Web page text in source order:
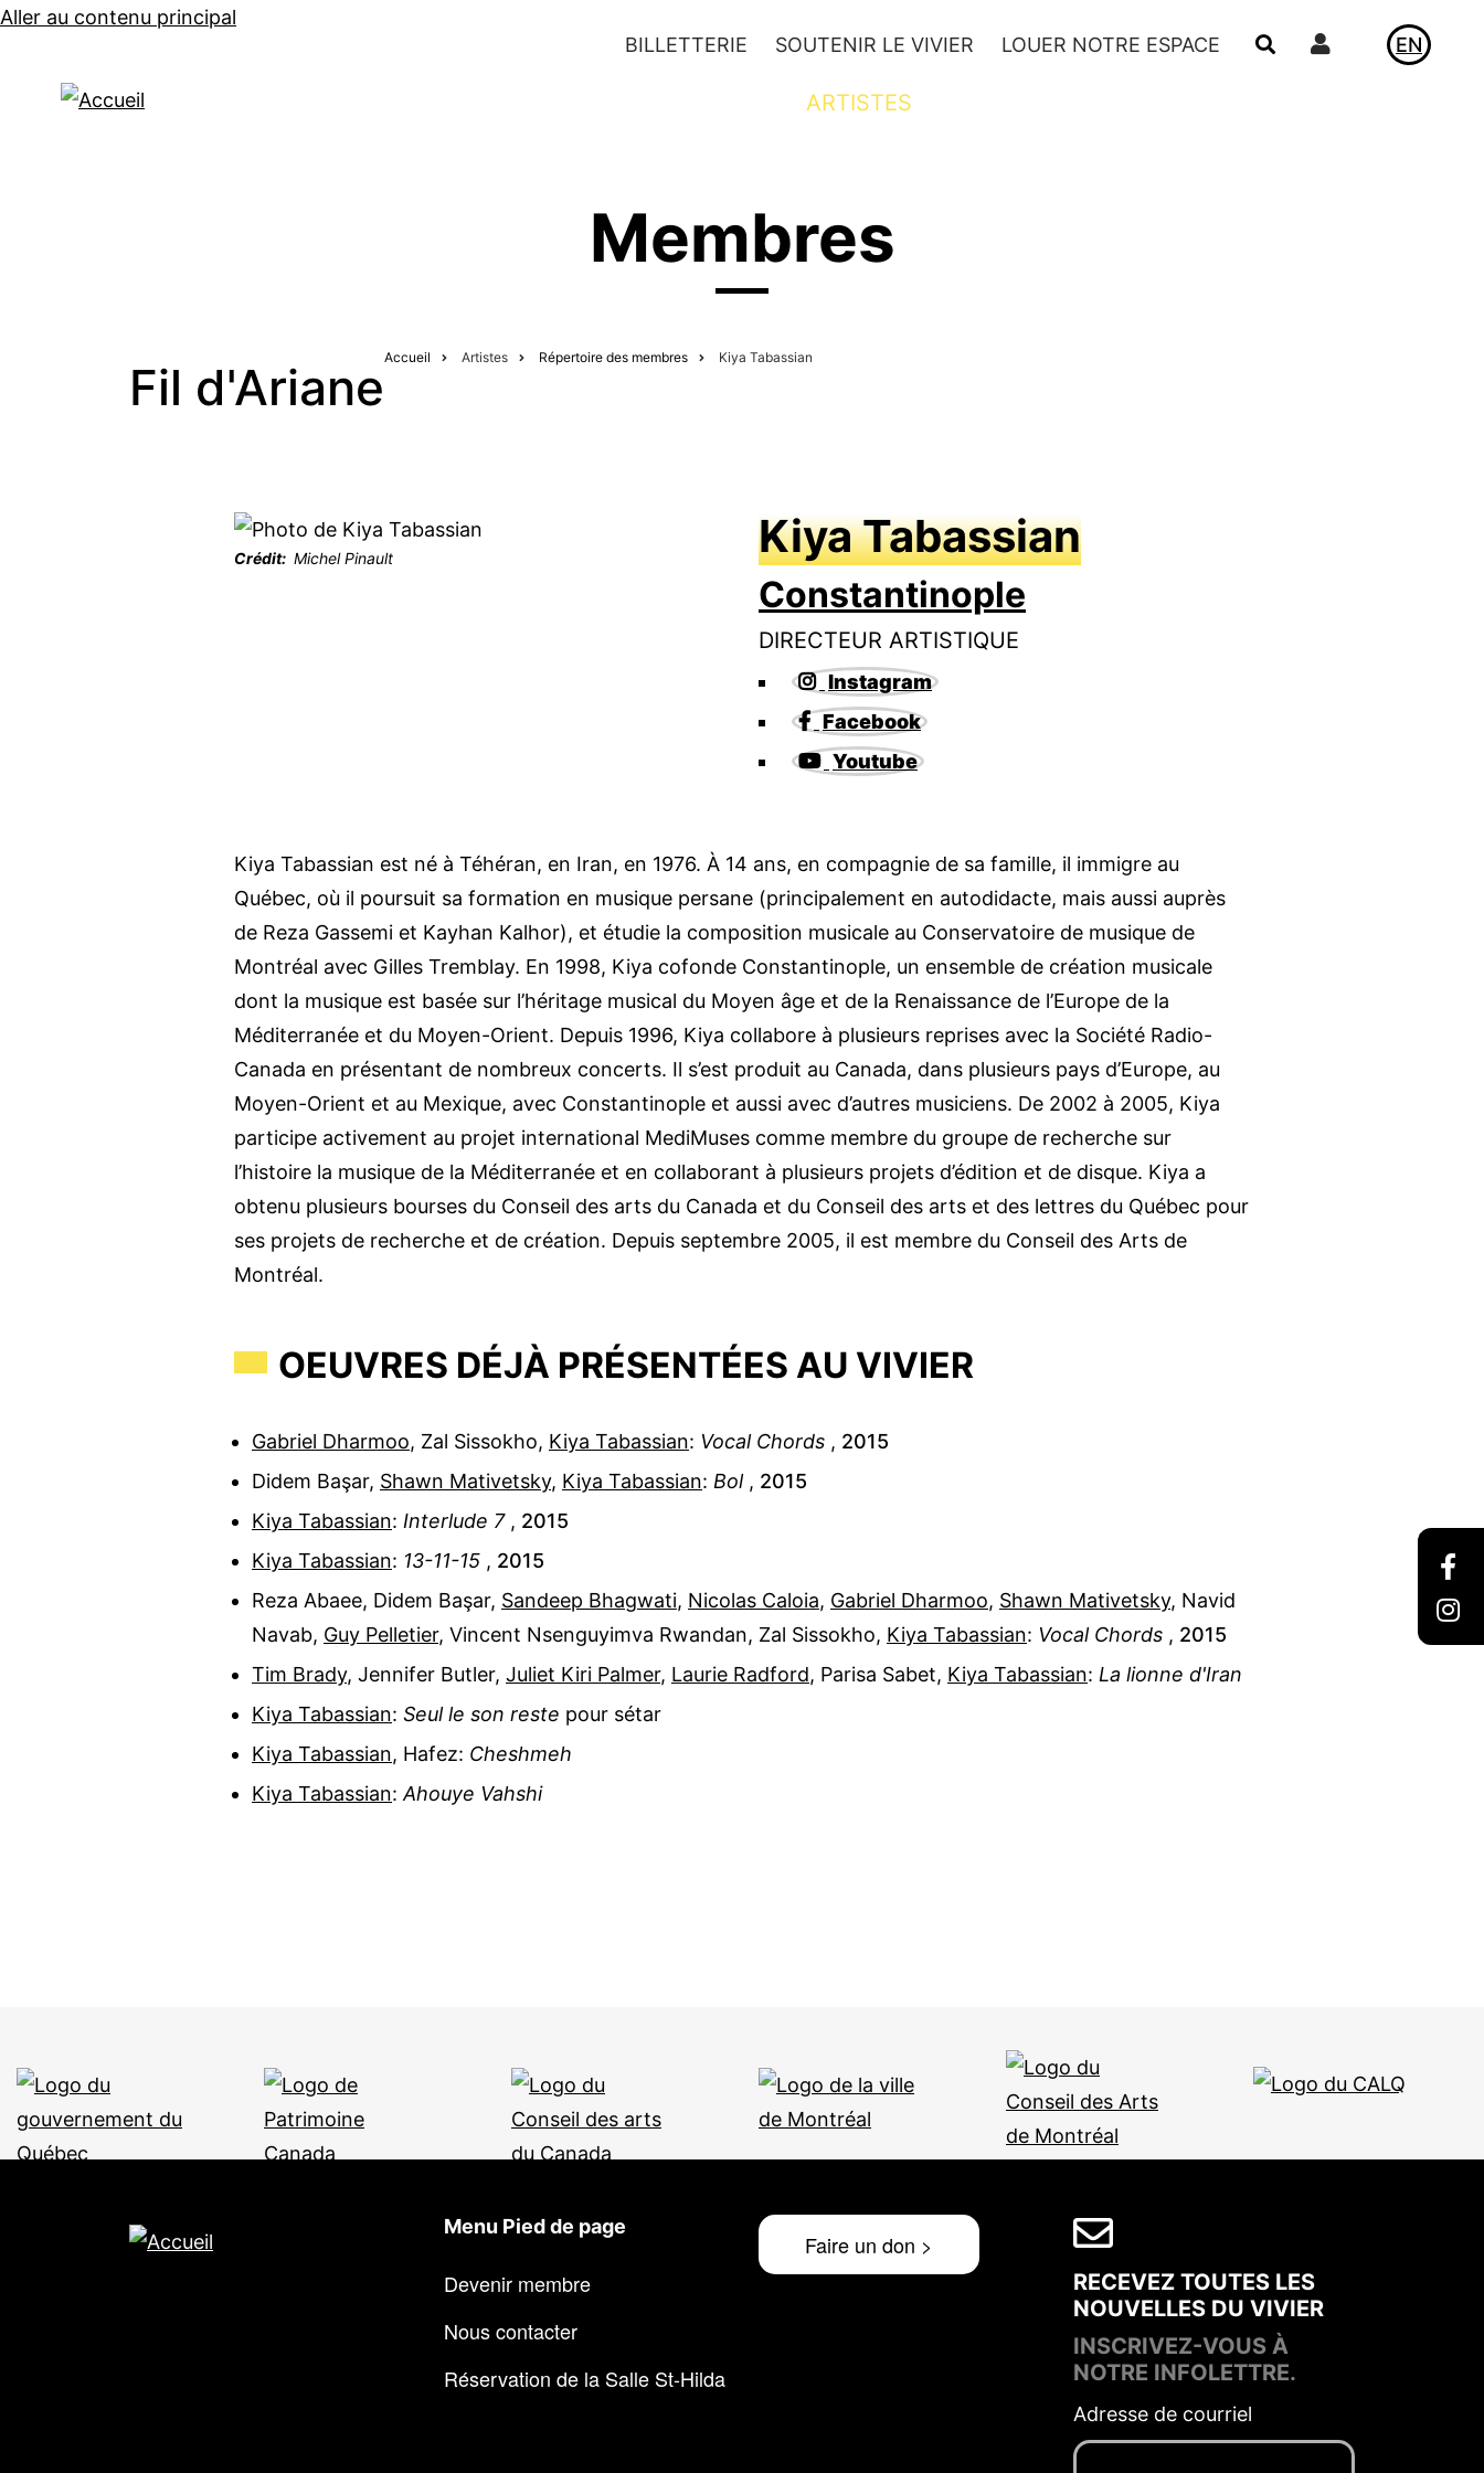
Aller au contenu principal
BILLETTERIE
SOUTENIR LE VIVIER LOUER NOTRE ESPACE UtilisateurEN
ARTISTES
Membres
Fil d'Ariane
Accueil Artistes Répertoire des membres Kiya Tabassian
Crédit Michel Pinault Kiya Tabassian
Constantinople
DIRECTEUR ARTISTIQUE
Instagram
Facebook
Youtube
Kiya Tabassian est né à Téhéran, en Iran, en 1976. À 14 ans, en compagnie de sa famille, il immigre au
Québec, où il poursuit sa formation en musique persane (principalement en autodidacte, mais aussi auprès
de Reza Gassemi et Kayhan Kalhor), et étudie la composition musicale au Conservatoire de musique de
Montréal avec Gilles Tremblay. En 1998, Kiya cofonde Constantinople, un ensemble de création musicale
dont la musique est basée sur l’héritage musical du Moyen âge et de la Renaissance de l’Europe de la
Méditerranée et du Moyen-Orient. Depuis 1996, Kiya collabore à plusieurs reprises avec la Société Radio-
Canada en présentant de nombreux concerts. Il s’est produit au Canada, dans plusieurs pays d’Europe, au
Moyen-Orient et au Mexique, avec Constantinople et aussi avec d’autres musiciens. De 2002 à 2005, Kiya
participe activement au projet international MediMuses comme membre du groupe de recherche sur
l’histoire la musique de la Méditerranée et en collaborant à plusieurs projets d’édition et de disque. Kiya a
obtenu plusieurs bourses du Conseil des arts du Canada et du Conseil des arts et des lettres du Québec pour
ses projets de recherche et de création. Depuis septembre 2005, il est membre du Conseil des Arts de
Montréal.
OEUVRES DÉJÀ PRÉSENTÉES AU VIVIER
Gabriel Dharmoo, Zal Sissokho, Kiya Tabassian: Vocal Chords , 2015
Didem Başar, Shawn Mativetsky, Kiya Tabassian: Bol, 2015
Kiya Tabassian: Interlude 7, 2015
Kiya Tabassian: 13-11-15 , 2015
Reza Abaee, Didem Başar, Sandeep Bhagwati, Nicolas Caloia, Gabriel Dharmoo, Shawn Mativetsky, Navid
Navab, Guy Pelletier, Vincent Nsenguyimva Rwandan, Zal Sissokho, Kiya Tabassian: Vocal Chords , 2015
Tim Brady, Jennifer Butler, Juliet Kiri Palmer, Laurie Radford, Parisa Sabet, Kiya Tabassian: La lionne d'Iran
Kiya Tabassian: Seul le son reste pour sétar
Kiya Tabassian, Hafez: Cheshmeh
Kiya Tabassian: Ahouye Vahshi
Menu Pied de page
Devenir membre
Nous contacter
Réservation de la Salle St-Hilda
Faire un don >
RECEVEZ TOUTES LES
NOUVELLES DU VIVIER
INSCRIVEZ-VOUS À
NOTRE INFOLETTRE.
Adresse de courriel